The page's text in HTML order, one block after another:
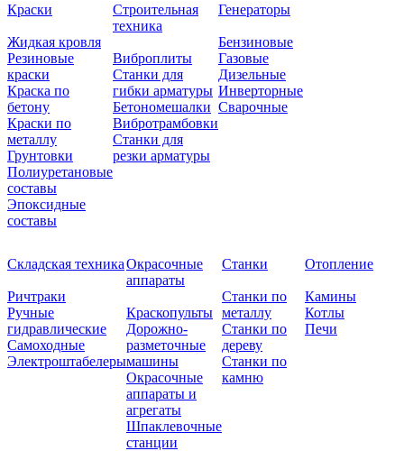
Краски
Жидкая кровля
Резиновые
краски
Краска по
бетону
Краски по
металлу
Грунтовки
Полиуретановые
составы
Эпоксидные
составы
Строительная
техника
Виброплиты
Станки для
гибки арматуры
Бетономешалки
Вибротрамбовки
Станки для
резки арматуры
Генераторы
Бензиновые
Газовые
Дизельные
Инверторные
Сварочные
Складская техника
Ричтраки
Ручные
гидравлические
Самоходные
Электроштабелеры
Окрасочные
аппараты
Краскопульты
Дорожно-
разметочные
машины
Окрасочные
аппараты и
агрегаты
Шпаклевочные
станции
Станки
Станки по
металлу
Станки по
дереву
Станки по
камню
Отопление
Камины
Котлы
Печи